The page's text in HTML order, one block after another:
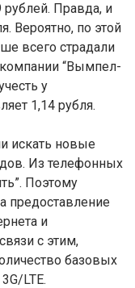
Правда, и
Вероятно, по этой
всего страдали
компании “Вымпел-
у
1,14 рубля.
искать новые
Из телефонных
Поэтому
предоставление
и
с этим,
базовых
LTE.